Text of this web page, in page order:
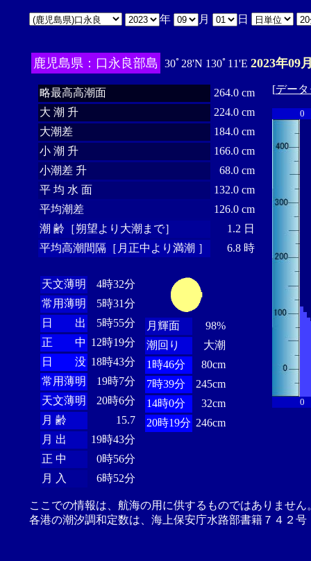
年 月 日
鹿児島県：口永良部島 30ﾟ28'N 130ﾟ11'E 2023年09
略最高高潮面
264.0 cm
大 潮 升
224.0 cm
大潮差
184.0 cm
小 潮 升
166.0 cm
小潮差 升
68.0 cm
平 均 水 面
132.0 cm
平均潮差
126.0 cm
潮 齢［朔望より大潮まで］
1.2 日
平均高潮間隔［月正中より満潮 ］
6.8 時
天文薄明
4時32分
常用薄明
5時31分
日 出
5時55分
正 中 12時19分
日 没 18時43分
常用薄明
19時7分
天文薄明
20時6分
月 齢
15.7
月 出
19時43分
正 中
0時56分
月 入
6時52分
月輝面
98%
潮回り
大潮
1時46分
80cm
7時39分
245cm
14時0分
32cm
20時19分 246cm
[デー
0
0
ここでの情報は、航海の用に供するものではありませ
各港の潮汐調和定数は、海上保安庁水路部書籍７４２